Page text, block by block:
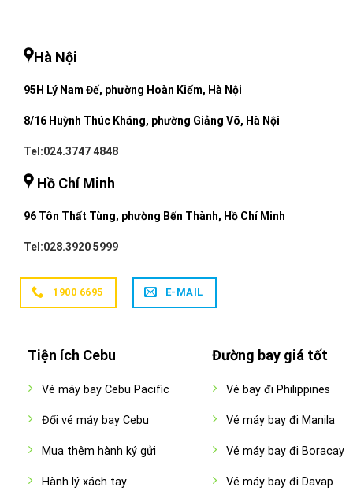
Hà Nội
95H Lý Nam Đế, phường Hoàn Kiếm, Hà Nội
8/16 Huỳnh Thúc Kháng, phường Giảng Võ, Hà Nội
Tel:024.3747 4848
Hồ Chí Minh
96 Tôn Thất Tùng, phường Bến Thành, Hồ Chí Minh
Tel:028.3920 5999
1900 6695 E-MAIL
Tiện ích Cebu
Vé máy bay Cebu Pacific
Đổi vé máy bay Cebu
Mua thêm hành ký gửi
Hành lý xách tay
Đường bay giá tốt
Vé bay đi Philippines
Vé máy bay đi Manila
Vé máy bay đi Boracay
Vé máy bay đi Davap